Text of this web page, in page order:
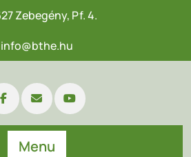
Zebegény, Pf. 4.
info@bthe.hu
Menu